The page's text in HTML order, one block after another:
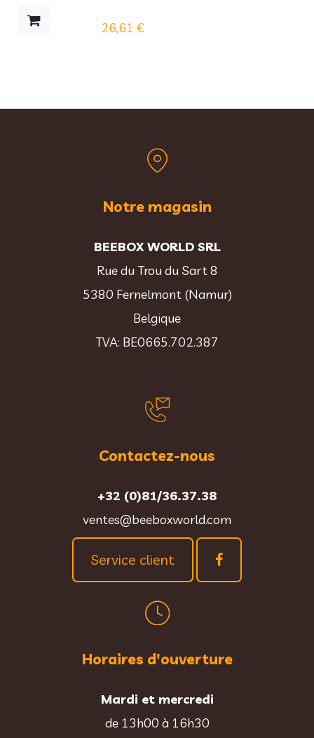
26,61 €
Notre magasin
BEEBOX WORLD SRL
Rue du Trou du Sart 8
5380 Fernelmont (Namur)
Belgique
TVA: BE0665.702.387
Contactez-nous
+32 (0)81/36.37.38
ventes@beeboxworld.com
Service client
Horaires d'ouverture
Mardi et mercredi
de 13h00 à 16h30